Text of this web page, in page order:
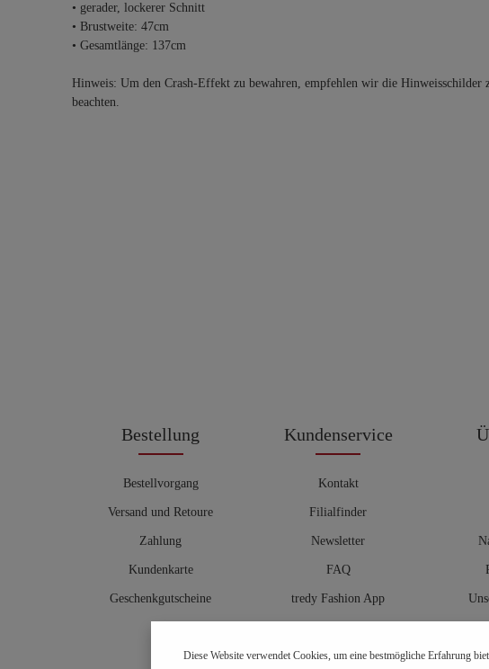
• gerader, lockerer Schnitt
• Brustweite: 47cm
• Gesamtlänge: 137cm
Hinweis: Um den Crash-Effekt zu bewahren, empfehlen wir die Hinweisschilder
beachten.
Bestellung
Bestellvorgang
Versand und Retoure
Zahlung
Kundenkarte
Geschenkgutscheine
Kundenservice
Kontakt
Filialfinder
Newsletter
FAQ
tredy Fashion App
Hosenberater
Diese Website verwendet Cookies, um eine bestmögliche Erfahrung